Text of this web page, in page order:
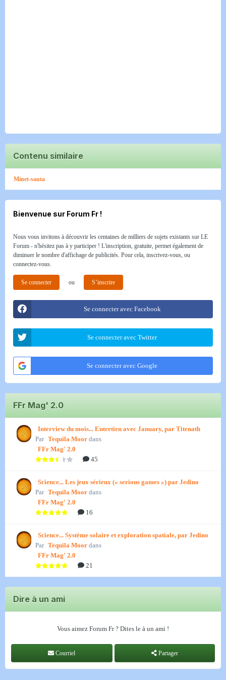
Contenu similaire
Minet-sauta
Bienvenue sur Forum Fr !
Nous vous invitons à découvrir les centaines de milliers de sujets existants sur LE
Forum - n'hésitez pas à y participer ! L'inscription, gratuite, permet également de
diminuer le nombre d'affichage de publicités. Pour cela, inscrivez-vous, ou
connectez-vous.
Se connecter ou S’inscrire
Se connecter avec Facebook
Se connecter avec Twitter
Se connecter avec Google
FFr Mag' 2.0
Interview du mois... Entretien avec January, par Titenath
Par Tequila Moor dans
FFr Mag' 2.0
45
Science... Les jeux sérieux (« serious games ») par Jedino
Par Tequila Moor dans
FFr Mag' 2.0
16
Science... Système solaire et exploration spatiale, par Jedino
Par Tequila Moor dans
FFr Mag' 2.0
21
Dire à un ami
Vous aimez Forum Fr ? Dites le à un ami !
Courriel Partager